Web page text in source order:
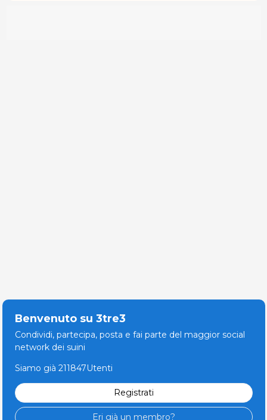
Benvenuto su 3tre3
Condividi, partecipa, posta e fai parte del maggior social
network dei suini
Siamo già 211847Utenti
Registrati
Eri già un membro?